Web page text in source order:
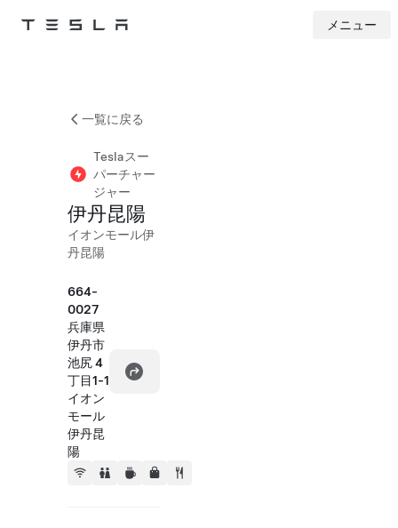
Tesla メニュー
一覧に戻る
Teslaスー
パーチャー
ジャー
伊丹昆陽
イオンモール伊
丹昆陽
664-
0027
兵庫県
伊丹市
池尻 4
丁目1-1
イオン
モール
伊丹昆
陽